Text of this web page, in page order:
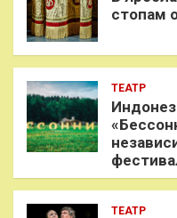
стопам
ТЕАТР
ТЕАТР